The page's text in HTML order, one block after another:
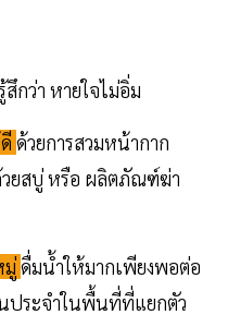
กว่า หายใจไม่อิ่ม
ด้วยการสวมหน้ากาก
วยสบู่ หรือ ผลิตภัณฑ์ฆ่า
มู่ดื่มน้ำให้มากเพียงพอต่อ
ประจำในพื้นที่ที่แยกตัว